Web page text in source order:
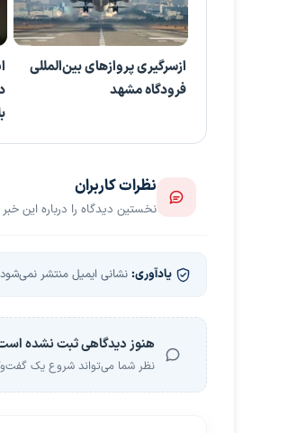
ازسرگیری پروازهای بین‌المللی
فرودگاه مشهد
نظرات کاربران
نخستین دیدگاه را درباره این
یادآوری: نشانی ایمیل منتشر
هنوز دیدگاهی ثبت نشده
نظر شما می‌تواند شروع یک